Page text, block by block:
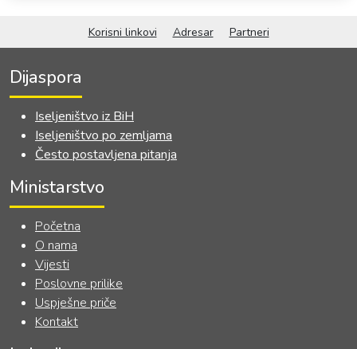
HERCEGOVINE
Korisni linkovi Adresar Partneri
Dijaspora
Iseljeništvo iz BiH
Iseljeništvo po zemljama
Često postavljena pitanja
Ministarstvo
Početna
O nama
Vijesti
Poslovne prilike
Uspješne priče
Kontakt